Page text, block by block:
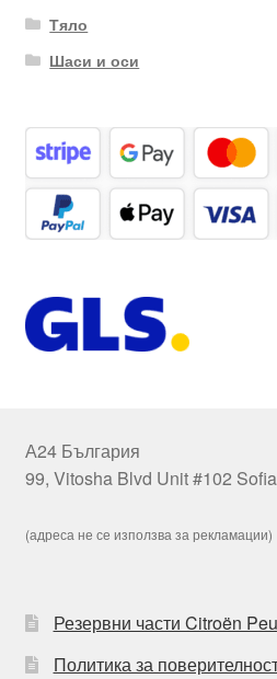
Тяло
Шаси и оси
А24 България
99, Vitosha Blvd Unit #102
(адреса не се използва за рекламации)
Резервни части Citroën
Политика за